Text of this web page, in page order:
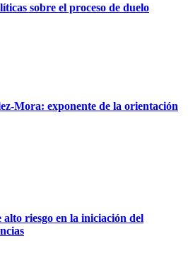
sobre el proceso de duelo
Mora: exponente de la orientación
riesgo en la iniciación del